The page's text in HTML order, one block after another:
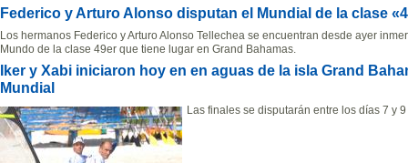
Federico y Arturo Alonso disputan el Mundial de la clase
Los hermanos Federico y Arturo Alonso Tellechea se encuentran desde ayer
Mundo de la clase 49er que tiene lugar en Grand Bahamas.
Iker y Xabi iniciaron hoy en en aguas de la isla Grand
Mundial
Las finales se disputarán entre los días 7 y